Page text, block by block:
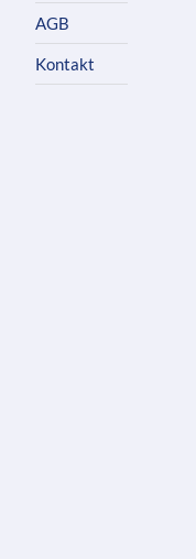
AGB
Kontakt